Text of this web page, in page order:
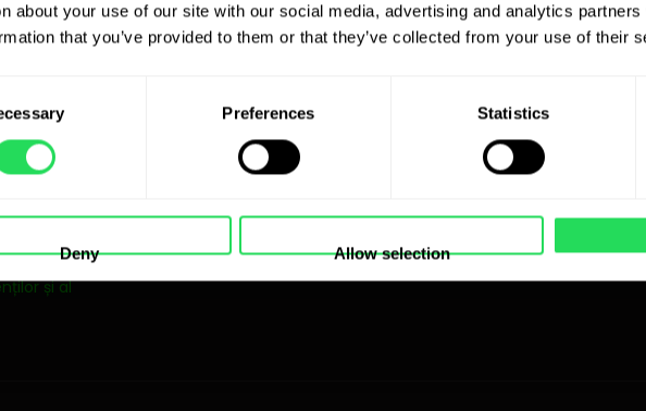
about your use of our site with our social media, advertising and analytics
that you’ve provided to them or that they’ve collected from your use of their
Preferences Statistics
Deny Allow selection
de 14 ani
în tot acest timp
și al
Informații
produse